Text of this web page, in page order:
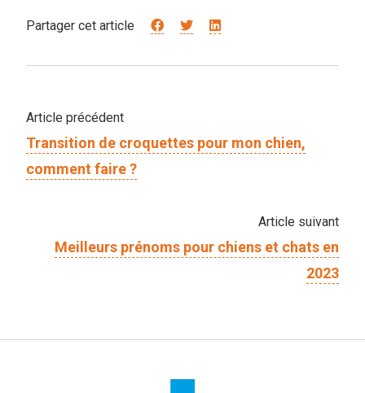
Partager cet article
Article précédent
Transition de croquettes pour mon chien,
comment faire ?
Article suivant
Meilleurs prénoms pour chiens et chats en
2023